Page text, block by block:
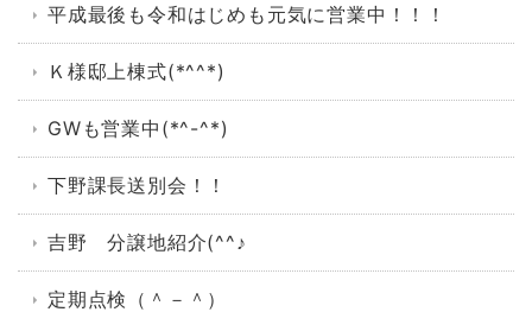
平成最後も令和はじめも元気に営業中！！！
Ｋ様邸上棟式(*^^*)
GWも営業中(*^-^*)
下野課長送別会！！
吉野 分譲地紹介(^^♪
定期点検（＾－＾）